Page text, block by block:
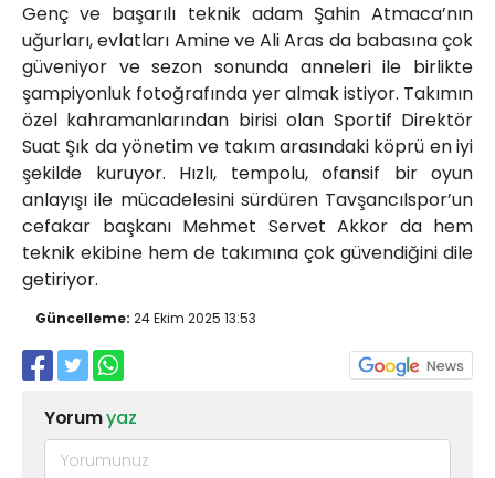
Genç ve başarılı teknik adam Şahin Atmaca’nın
uğurları, evlatları Amine ve Ali Aras da babasına çok
güveniyor ve sezon sonunda anneleri ile birlikte
şampiyonluk fotoğrafında yer almak istiyor. Takımın
özel kahramanlarından birisi olan Sportif Direktör
Suat Şık da yönetim ve takım arasındaki köprü en iyi
şekilde kuruyor. Hızlı, tempolu, ofansif bir oyun
anlayışı ile mücadelesini sürdüren Tavşancılspor’un
cefakar başkanı Mehmet Servet Akkor da hem
teknik ekibine hem de takımına çok güvendiğini dile
getiriyor.
Güncelleme: 24 Ekim 2025 13:53
Yorumyaz